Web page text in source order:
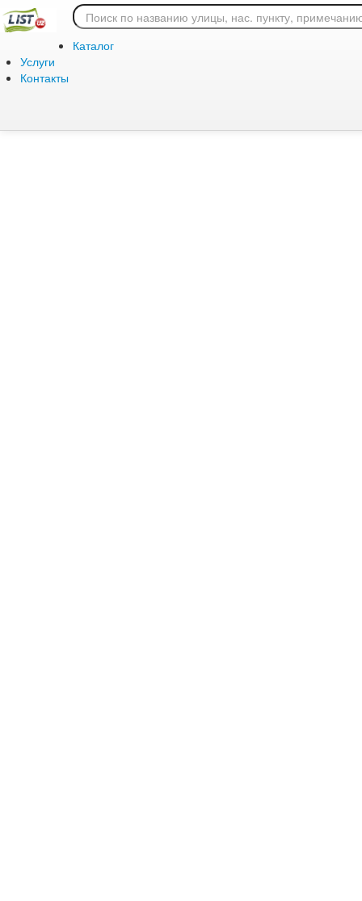
Каталог
Услуги
Контакты
Ошибка 404: страница